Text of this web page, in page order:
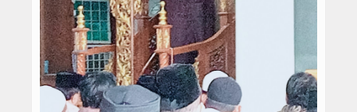
Ekbis
Olahraga